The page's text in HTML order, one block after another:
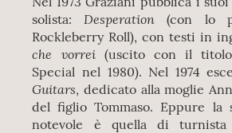
solista:Desperation (con lo
Rockleberry Roll), con testi in
che vorrei (uscito con il
Special nel 1980). Nel 1974 esce
Guitars, dedicato alla moglie
del figlio Tommaso. Eppure la
notevole è quella di turnista